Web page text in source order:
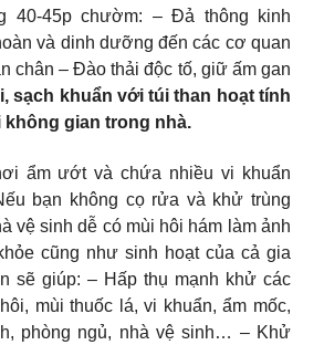
40-45p chườm: – Đả thông kinh
và dinh dưỡng đến các cơ quan
chân – Đào thải độc tố, giữ ấm gan
sạch khuẩn với túi than hoạt tính
không gian trong nhà.
ẩm ướt và chứa nhiều vi khuẩn
bạn không cọ rửa và khử trùng
vệ sinh dễ có mùi hôi hám làm ảnh
cũng như sinh hoạt của cả gia
sẽ giúp: – Hấp thụ mạnh khử các
mùi thuốc lá, vi khuẩn, ẩm mốc,
phòng ngủ, nhà vệ sinh… – Khử